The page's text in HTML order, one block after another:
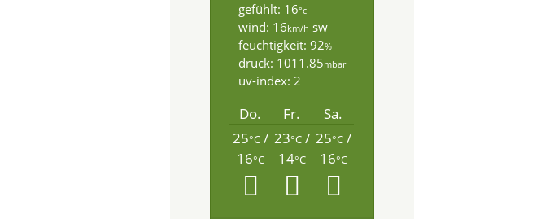
gefühlt: 16°c
wind: 16km/h sw
feuchtigkeit: 92%
druck: 1011.85mbar
uv-index: 2
Do. Fr.
Sa.
25°C/
16°C
23°C/
14°C
25°C/
16°C